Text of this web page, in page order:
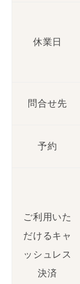
休業日
問合せ先
予約
ご利用いた
だけるキャ
ッシュレス
決済